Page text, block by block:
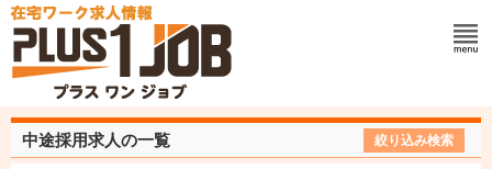
中途採用求人の一覧 絞り込み検索